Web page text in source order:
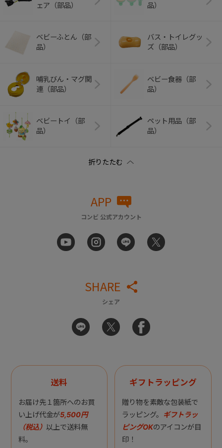
ェア（部品）
品）
ベビーふとん（部
品）
バス・トイレグッ
ズ（部品）
哺乳びん・マグ関
連（部品）
ベビー食器（部
品）
ベビートイ（部
品）
ペット用品（部
品）
APP
コンビ 公式アカウント
SHARE
シェア
送料
お届け先１箇所へのお買
い上げ代金が5,500円
（税込） 以上で送料無
料。
ギフトラッピング
贈り物を素敵な包装紙で
ラッピング。 ギフトラッ
ピングOKのアイコンが目
印！